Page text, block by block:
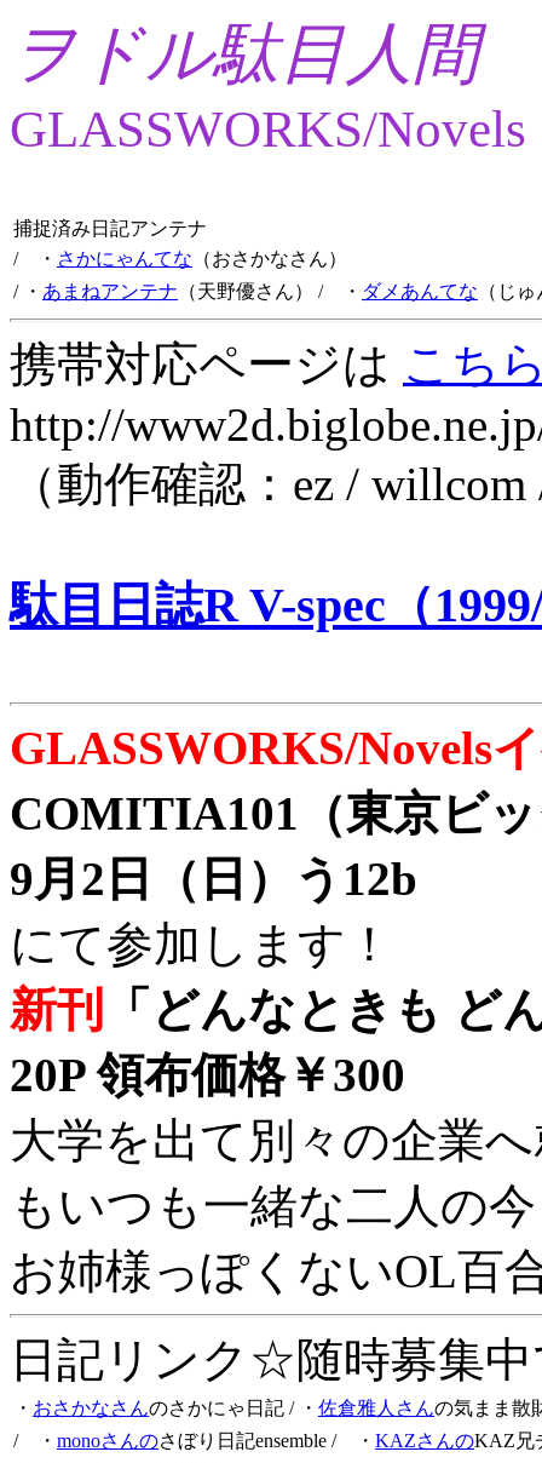
ヲドル駄目人間
GLASSWORKS/Novels
捕捉済み日記アンテナ
/ ・ さかにゃんてな （おさかなさん）
/ ・ あまねアンテナ （天野優さん） / ・ ダメあんてな （じ
携帯対応ページは こち
http://
（動作確認：ez /
駄目日誌R V-spec（
GLASSWORKS/Novels
COMITIA101（東京ビ
9月2日（日）う12b
にて参加します！
新刊
「どんなときも ど
20P 領布価格￥300
大学を出て別々の企業
もいつも一緒な二人の
お姉様っぽくないOL百
日記リンク☆随時募集
・ おさかなさんのさかにゃ日記 / ・ 佐倉雅人さんの気まま散
/ ・ monoさんのさぼり日記ensemble / ・ KAZさんのKAZ兄